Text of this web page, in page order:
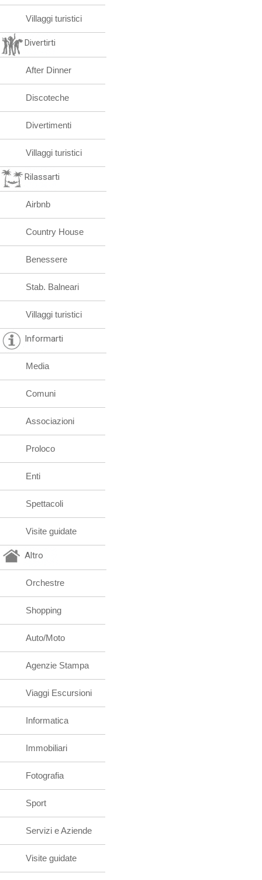
Villaggi turistici
Divertirti
After Dinner
Discoteche
Divertimenti
Villaggi turistici
Rilassarti
Airbnb
Country House
Benessere
Stab. Balneari
Villaggi turistici
Informarti
Media
Comuni
Associazioni
Proloco
Enti
Spettacoli
Visite guidate
Altro
Orchestre
Shopping
Auto/Moto
Agenzie Stampa
Viaggi Escursioni
Informatica
Immobiliari
Fotografia
Sport
Servizi e Aziende
Visite guidate